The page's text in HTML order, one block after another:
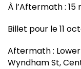
À l’Aftermath :
Billet pour le 11
Aftermath :
Wyndham St,